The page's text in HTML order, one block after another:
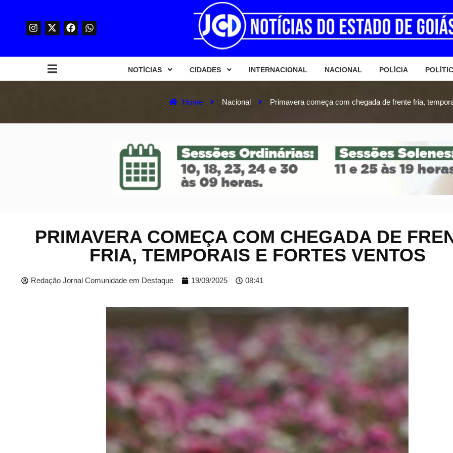
NOTÍCIAS CIDADES INTERNACIONAL NACIONAL POLÍCIA
Home Nacional Primavera começa com chegada de frente fria,
PRIMAVERA COMEÇA COM CHEGADA DE
FRIA, TEMPORAIS E FORTES VENTOS
Redação Jornal Comunidade em Destaque 19/09/2025 08:41